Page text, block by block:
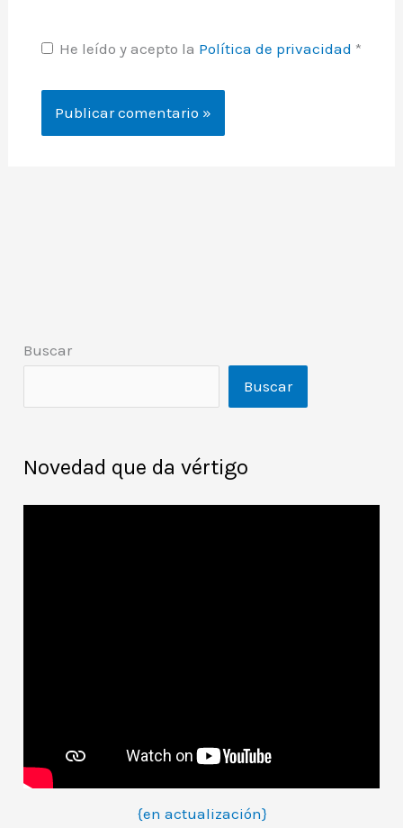
He leído y acepto la Política de privacidad *
Buscar
Buscar
Novedad que da vértigo
{en actualización}